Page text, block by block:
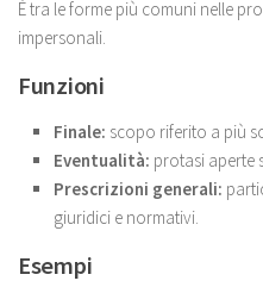
È tra le forme più comuni nelle
impersonali.
Funzioni
Finale: scopo riferito a più
Eventualità: protasi aperte
Prescrizioni generali:
giuridici e normativi.
Esempi